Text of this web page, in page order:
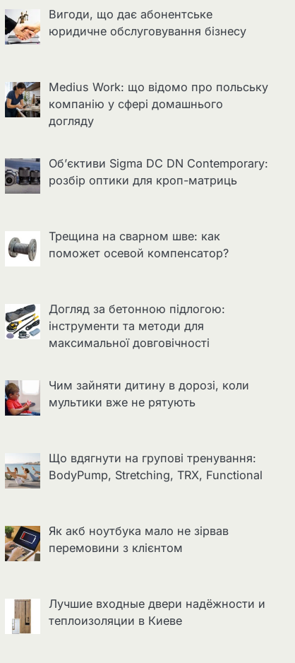
Вигоди, що дає абонентське
юридичне обслуговування бізнесу
Medius Work: що відомо про польську
компанію у сфері домашнього
догляду
Об’єктиви Sigma DC DN Contemporary:
розбір оптики для кроп-матриць
Трещина на сварном шве: как
поможет осевой компенсатор?
Догляд за бетонною підлогою:
інструменти та методи для
максимальної довговічності
Чим зайняти дитину в дорозі, коли
мультики вже не рятують
Що вдягнути на групові тренування:
BodyPump, Stretching, TRX, Functional
Як акб ноутбука мало не зірвав
перемовини з клієнтом
Лучшие входные двери надёжности и
теплоизоляции в Киеве